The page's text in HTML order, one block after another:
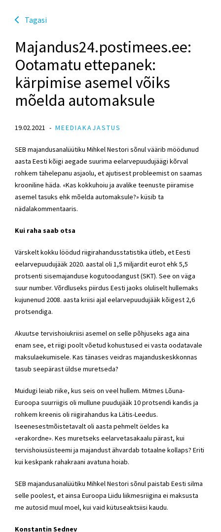
Tagasi
Majandus24.postimees.ee:
Ootamatu ettepanek:
kärpimise asemel võiks
mõelda automaksule
19.02.2021 MEEDIAKAJASTUS
SEB majandusanalüütiku Mihkel Nestori sõnul väärib möödunud
aasta Eesti kõigi aegade suurima eelarvepuudujäägi kõrval
rohkem tähelepanu asjaolu, et ajutisest probleemist on saamas
krooniline häda. «Kas kokkuhoiu ja avalike teenuste piiramise
asemel tasuks ehk mõelda automaksule?» küsib ta
nädalakommentaaris.
Kui raha saab otsa
Värskelt kokku löödud riigirahandusstatistika ütleb, et Eesti
eelarvepuudujääk 2020. aastal oli 1,5 miljardit eurot ehk 5,5
protsenti sisemajanduse kogutoodangust (SKT). See on väga
suur number. Võrdluseks piirdus Eesti jaoks oluliselt hullemaks
kujunenud 2008. aasta kriisi ajal eelarvepuudujääk kõigest 2,6
protsendiga.
Akuutse tervishoiukriisi asemel on selle põhjuseks aga aina
enam see, et riigi poolt võetud kohustused ei vasta oodatavale
maksulaekumisele. Kas tänases veidras majanduskeskkonnas
tasub seepärast üldse muretseda?
Muidugi leiab riike, kus seis on veel hullem. Mitmes Lõuna-
Euroopa suurriigis oli mullune puudujääk 10 protsendi kandis ja
rohkem kreenis oli riigirahandus ka Lätis-Leedus.
Iseenesestmõistetavalt oli aasta pehmelt öeldes ka
«erakordne». Kes muretseks eelarvetasakaalu pärast, kui
tervishoiusüsteemi ja majandust ähvardab totaalne kollaps? Eriti
kui keskpank rahakraani avatuna hoiab.
SEB majandusanalüütiku Mihkel Nestori sõnul paistab Eesti silma
selle poolest, et ainsa Euroopa Liidu liikmesriigina ei maksusta
me autosid muul moel, kui vaid kütuseaktsiisi kaudu.
Konstantin Sednev